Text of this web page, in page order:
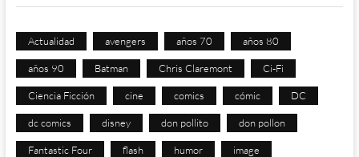
Actualidad avengers años 70 años 80
años 90 Batman Chris Claremont Ci-Fi
Ciencia Ficción cine comics cómic DC
dc comics disney don pollito don pollon
Fantastic Four flash humor image